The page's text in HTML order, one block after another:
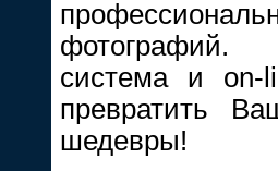
фотографий.
система и on-
превратить
шедевры!